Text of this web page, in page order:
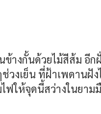
างกั้นด้วยไม้สีส้ม อีก
วงเย็น ที่ฝ้าเพดานฝั
ฟให้จุดนี้สว่างในยา